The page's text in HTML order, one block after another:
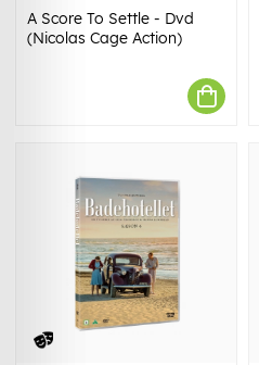
A Score To Settle - Dvd
(Nicolas Cage Action)